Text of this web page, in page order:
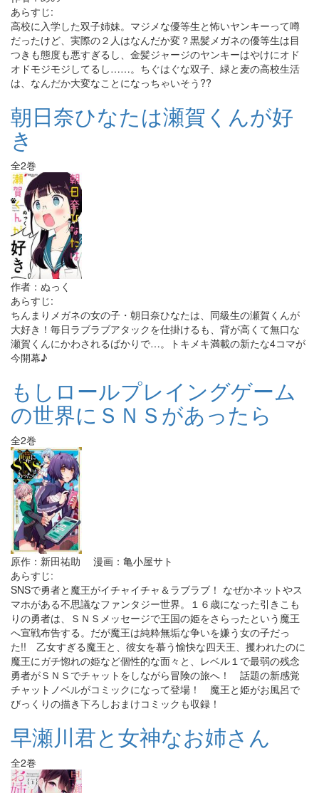
あらすじ:
高校に入学した双子姉妹。マジメな優等生と怖いヤンキーって噂
だったけど、実際の２人はなんだか変？黒髪メガネの優等生は目
つきも態度も悪すぎるし、金髪ジャージのヤンキーはやけにオド
オドモジモジしてるし……。ちぐはぐな双子、緑と麦の高校生活
は、なんだか大変なことになっちゃいそう??
朝日奈ひなたは瀬賀くんが好
き
全2巻
作者：ぬっく
あらすじ:
ちんまりメガネの女の子・朝日奈ひなたは、同級生の瀬賀くんが
大好き！毎日ラブラブアタックを仕掛けるも、背が高くて無口な
瀬賀くんにかわされるばかりで…。トキメキ満載の新たな4コマが
今開幕♪
もしロールプレイングゲーム
の世界にＳＮＳがあったら
全2巻
原作：新田祐助 漫画：亀小屋サト
あらすじ:
SNSで勇者と魔王がイチャイチャ＆ラブラブ！ なぜかネットやス
マホがある不思議なファンタジー世界。１６歳になった引きこも
りの勇者は、ＳＮＳメッセージで王国の姫をさらったという魔王
へ宣戦布告する。だが魔王は純粋無垢な争いを嫌う女の子だっ
た!! 乙女すぎる魔王と、彼女を慕う愉快な四天王、攫われたのに
魔王にガチ惚れの姫など個性的な面々と、レベル１で最弱の残念
勇者がＳＮＳでチャットをしながら冒険の旅へ！ 話題の新感覚
チャットノベルがコミックになって登場！ 魔王と姫がお風呂で
びっくりの描き下ろしおまけコミックも収録！
早瀬川君と女神なお姉さん
全2巻